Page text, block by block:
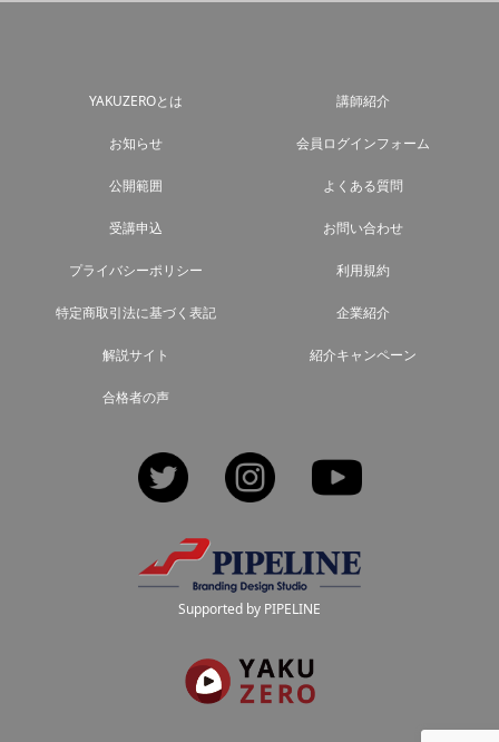
YAKUZEROとは 講師紹介
お知らせ 会員ログインフォーム
公開範囲 よくある質問
受講申込 お問い合わせ
プライバシーポリシー 利用規約
特定商取引法に基づく表記 企業紹介
解説サイト 紹介キャンペーン
合格者の声
Twitter Instagram
Supported by PIPELINE